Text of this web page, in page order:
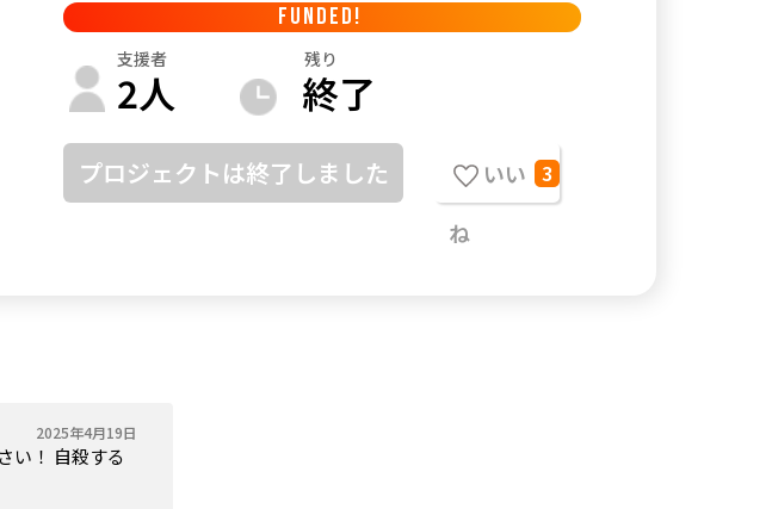
鹿児島 沖縄
FUNDED!
支援者
2人
残り
終了
プロジェクトは終了しました
いい
ね
3
2025年4月19日
い！ 自殺する